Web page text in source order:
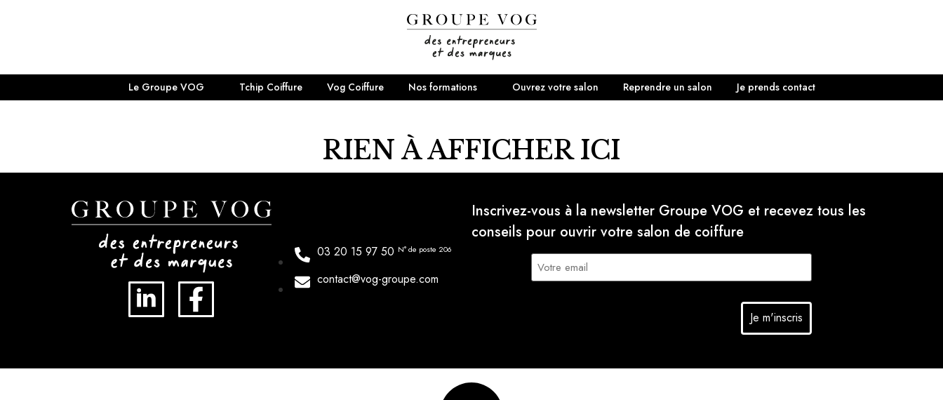
Le Groupe VOG Tchip Coiffure Vog Coiffure Nos formations Ouvrez votre salon Reprendre un salon Je prends contact
RIEN À AFFICHER ICI
03 20 15 97 50 N° de poste 206
contact@vog-groupe.com
Inscrivez-vous à la newsletter Groupe VOG et recevez tous les
conseils pour ouvrir votre salon de coiffure
E-
mail